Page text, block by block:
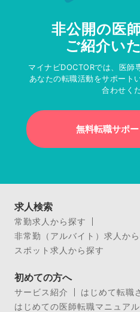
非公開の医
ご紹介い
マイナビDOCTORでは、医師
あなたの転職活動をサポート
合わせく
無料転職サポ
求人検索
常勤求人から探す
非常勤（アルバイト）求人か
スポット求人から探す
初めての方へ
サービス紹介
はじめて転職
はじめての医師転職マニュアル